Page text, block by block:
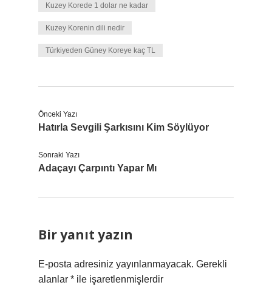
Kuzey Korede 1 dolar ne kadar
Kuzey Korenin dili nedir
Türkiyeden Güney Koreye kaç TL
Önceki Yazı
Hatırla Sevgili Şarkısını Kim Söylüyor
Sonraki Yazı
Adaçayı Çarpıntı Yapar Mı
Bir yanıt yazın
E-posta adresiniz yayınlanmayacak. Gerekli
alanlar * ile işaretlenmişlerdir